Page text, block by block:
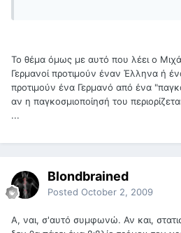
Το θέμα όμως με αυτό που λέει ο
Γερμανοί προτιμούν έναν Έλληνα ή
προτιμούν ένα Γερμανό από ένα
αν η παγκοσμιοποίησή του
...
Blondbrained
Posted October 2, 2009
Α, ναι, σ'αυτό συμφωνώ. Αν και,